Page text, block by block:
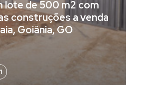
lote de 500 m2 com
construções a venda
Goiânia, GO
1